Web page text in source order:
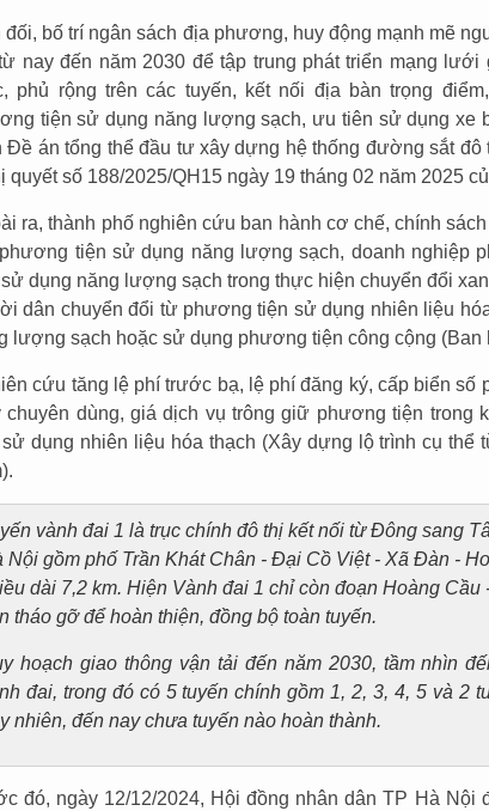
đối, bố trí ngân sách địa phương, huy động mạnh mẽ
nay đến năm 2030 để tập trung phát triển mạng
phủ rộng trên các tuyến, kết nối địa bàn trọng
tiện sử dụng năng lượng sạch, ưu tiên sử dụng xe
Đề án tổng thể đầu tư xây dựng hệ thống đường sắt đô
quyết số 188/2025/QH15 ngày 19 tháng 02 năm 2025
ra, thành phố nghiên cứu ban hành cơ chế, chính
tiện sử dụng năng lượng sạch, doanh nghiệp
dụng năng lượng sạch trong thực hiện chuyển đổi
dân chuyển đổi từ phương tiện sử dụng nhiên liệu
lượng sạch hoặc sử dụng phương tiện công cộng (Ban
cứu tăng lệ phí trước bạ, lệ phí đăng ký, cấp biển
chuyên dùng, giá dịch vụ trông giữ phương tiện trong
dụng nhiên liệu hóa thạch (Xây dựng lộ trình cụ thể
vành đai 1 là trục chính đô thị kết nối từ Đông sang
Nội gồm phố Trần Khát Chân - Đại Cồ Việt - Xã Đàn -
dài 7,2 km. Hiện Vành đai 1 chỉ còn đoạn Hoàng Cầu
tháo gỡ để hoàn thiện, đồng bộ toàn tuyến.
hoạch giao thông vận tải đến năm 2030, tầm nhìn
đai, trong đó có 5 tuyến chính gồm 1, 2, 3, 4, 5 và 2
nhiên, đến nay chưa tuyến nào hoàn thành.
đó, ngày 12/12/2024, Hội đồng nhân dân TP Hà Nội